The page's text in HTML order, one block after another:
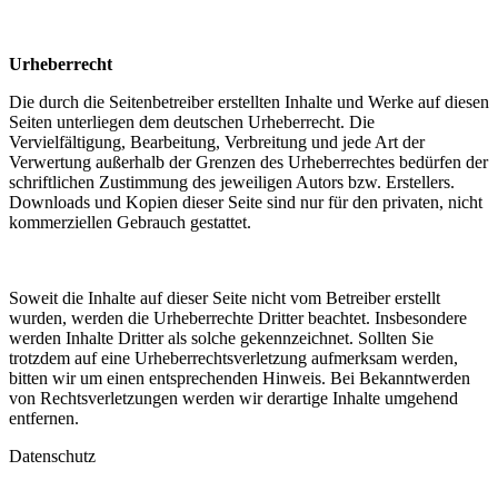
Urheberrecht
Die durch die Seitenbetreiber erstellten Inhalte und Werke auf diesen
Seiten unterliegen dem deutschen Urheberrecht. Die
Vervielfältigung, Bearbeitung, Verbreitung und jede Art der
Verwertung außerhalb der Grenzen des Urheberrechtes bedürfen der
schriftlichen Zustimmung des jeweiligen Autors bzw. Erstellers.
Downloads und Kopien dieser Seite sind nur für den privaten, nicht
kommerziellen Gebrauch gestattet.
Soweit die Inhalte auf dieser Seite nicht vom Betreiber erstellt
wurden, werden die Urheberrechte Dritter beachtet. Insbesondere
werden Inhalte Dritter als solche gekennzeichnet. Sollten Sie
trotzdem auf eine Urheberrechtsverletzung aufmerksam werden,
bitten wir um einen entsprechenden Hinweis. Bei Bekanntwerden
von Rechtsverletzungen werden wir derartige Inhalte umgehend
entfernen.
Datenschutz